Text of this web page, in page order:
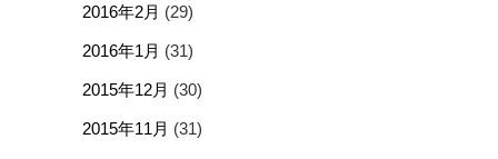
2016年2月 (29)
2016年1月 (31)
2015年12月 (30)
2015年11月 (31)